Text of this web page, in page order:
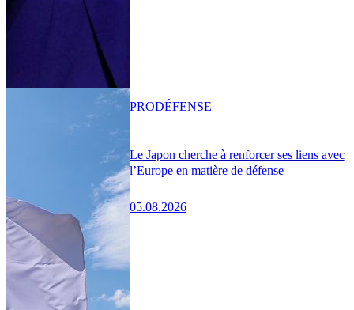
Le Japon cherche à renforcer ses liens avec
l’Europe en matière de défense
05.08.2026
PRODÉFENSE